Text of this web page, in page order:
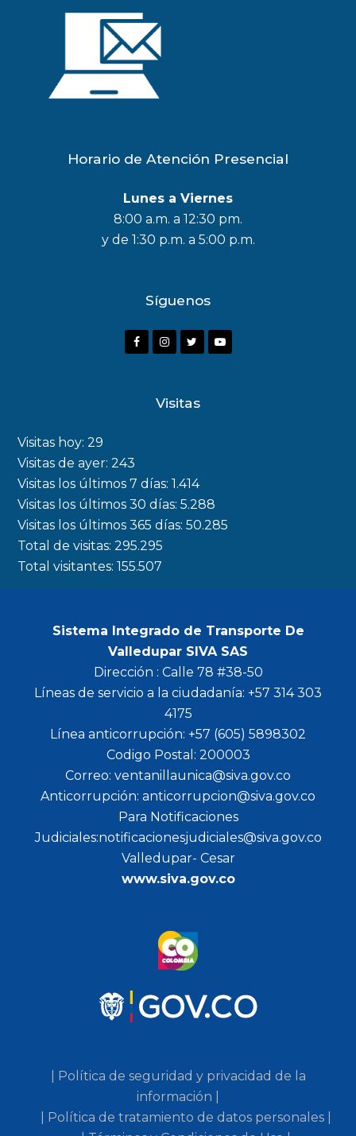
Horario de Atención Presencial
Lunes a Viernes
8:00 a.m. a 12:30 pm.
y de 1:30 p.m. a 5:00 p.m.
Síguenos
F
o
k
I
a
m
r
Y
Visitas
Visitas hoy:29
Visitas de ayer:243
Visitas los últimos 7 días:1.414
Visitas los últimos 30 días:5.288
Visitas los últimos 365 días:50.285
Total de visitas:295.295
Total visitantes:155.507
Sistema Integrado de Transporte De
Valledupar SIVA SAS
Dirección : Calle 78 #38-50
Líneas de servicio a la ciudadanía: +57 314 303
4175
Línea anticorrupción: +57 (605) 5898302
Codigo Postal: 200003
Correo: ventanillaunica@siva.gov.co
Anticorrupción: anticorrupcion@siva.gov.co
Para Notificaciones
Judiciales:notificacionesjudiciales@siva.gov.co
Valledupar- Cesar
www.siva.gov.co
| Política de seguridad y privacidad de la
información |
| Política de tratamiento de datos personales |